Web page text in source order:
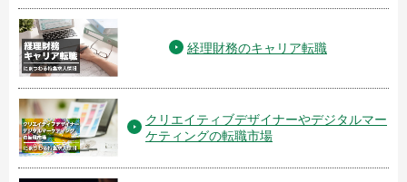
経理財務のキャリア転職
クリエイティブデザイナーやデジタルマー
ケティングの転職市場